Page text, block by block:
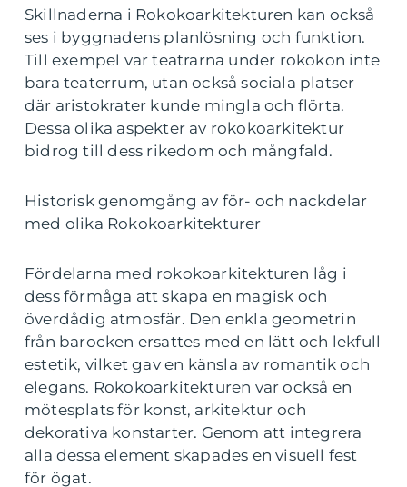
Skillnaderna i Rokokoarkitekturen kan också
ses i byggnadens planlösning och funktion.
Till exempel var teatrarna under rokokon inte
bara teaterrum, utan också sociala platser
där aristokrater kunde mingla och flörta.
Dessa olika aspekter av rokokoarkitektur
bidrog till dess rikedom och mångfald.
Historisk genomgång av för- och nackdelar
med olika Rokokoarkitekturer
Fördelarna med rokokoarkitekturen låg i
dess förmåga att skapa en magisk och
överdådig atmosfär. Den enkla geometrin
från barocken ersattes med en lätt och lekfull
estetik, vilket gav en känsla av romantik och
elegans. Rokokoarkitekturen var också en
mötesplats för konst, arkitektur och
dekorativa konstarter. Genom att integrera
alla dessa element skapades en visuell fest
för ögat.